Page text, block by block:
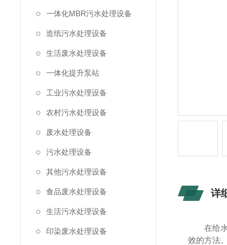
一体化MBR污水处理设备
造纸污水处理设备
生活废水处理设备
一体化提升泵站
工业污水处理设备
农村污水处理设备
废水处理设备
污水处理设备
其他污水处理设备
食品废水处理设备
生活污水处理设备
印染废水处理设备
详
在给
效的方法